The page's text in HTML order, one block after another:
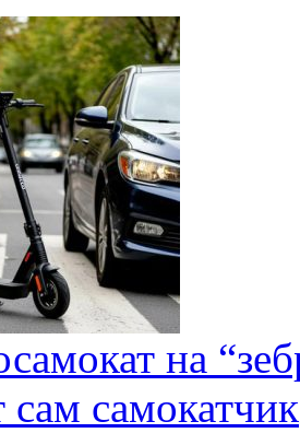
на
сам самокатчик